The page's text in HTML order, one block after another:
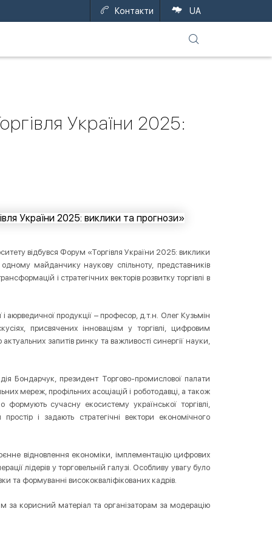
UA
Контакти
України 2025:
відбувся Форум «Торгівля України 2025: виклики
майданчику наукову спільноту, представників
і стратегічних векторів розвитку торгівлі в
аюрведичної продукції – професор, д.т.н. Олег Кузьмін
присвячених інноваціям у торгівлі, цифровим
запитів ринку та важливості синергії науки,
Бондарчук, президент Торгово-промислової палати
мереж, профільних асоціацій і роботодавці, а також
сучасну екосистему української торгівлі,
і задають стратегічні вектори економічного
відновлення економіки, імплементацію цифрових
лідерів у торговельній галузі. Особливу увагу було
та формуванні висококваліфікованих кадрів.
за корисний матеріал та організаторам за модерацію